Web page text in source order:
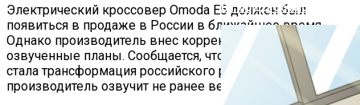
В ГИБДД Объяснили,
Электрический кроссовер Omoda E5 должен был
появиться в продаже в России в ближайшее время.
Однако производитель внес корректировки в ранее
озвученные планы. Сообщается, что главной причиной
стала трансформация российского рынка. Новые планы
производитель озвучит не ранее весны 2025 года.